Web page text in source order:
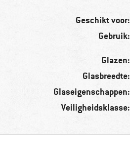
Geschikt voor:
Gebruik:
Glazen:
Glasbreedte:
Glaseigenschappen:
Veiligheidsklasse: